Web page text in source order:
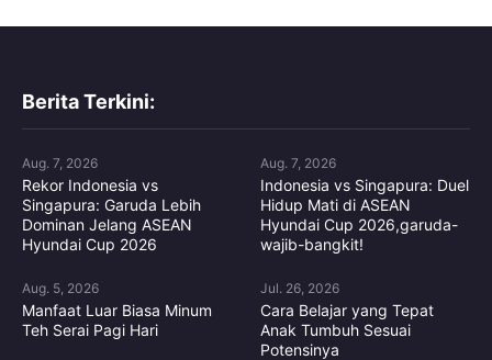
Berita Terkini:
Aug. 7, 2026
Rekor Indonesia vs
Singapura: Garuda Lebih
Dominan Jelang ASEAN
Hyundai Cup 2026
Aug. 7, 2026
Indonesia vs Singapura: Duel
Hidup Mati di ASEAN
Hyundai Cup 2026,garuda-
wajib-bangkit!
Aug. 5, 2026
Manfaat Luar Biasa Minum
Teh Serai Pagi Hari
Jul. 26, 2026
Cara Belajar yang Tepat
Anak Tumbuh Sesuai
Potensinya